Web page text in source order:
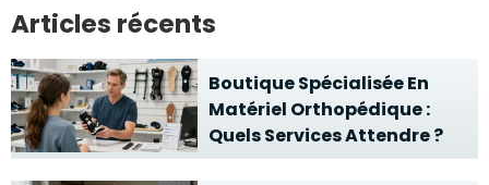
Articles récents
Boutique Spécialisée En
Matériel Orthopédique :
Quels Services Attendre ?